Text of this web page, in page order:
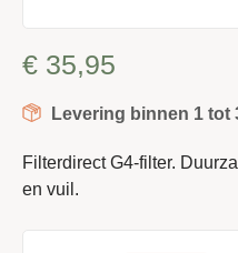
€ 35,95
Levering binnen 1 tot
Filterdirect G4-filter.
en vuil.